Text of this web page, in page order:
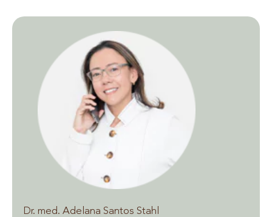
Dr. med. Adelana Santos Stahl